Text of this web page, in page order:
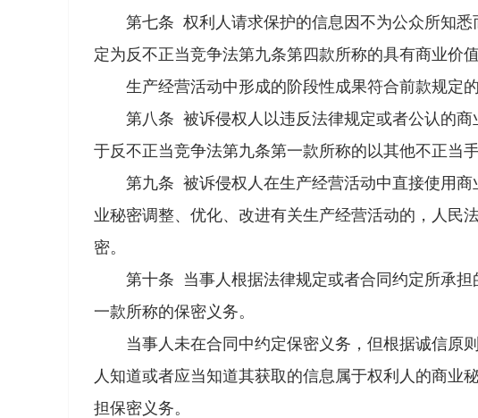
第七条 权利人请求保护的信息因不为公众所知悉
定为反不正当竞争法第九条第四款所称的具有商业价值
生产经营活动中形成的阶段性成果符合前款规定的
第八条 被诉侵权人以违反法律规定或者公认的商
于反不正当竞争法第九条第一款所称的以其他不正当
第九条 被诉侵权人在生产经营活动中直接使用商
业秘密调整、优化、改进有关生产经营活动的，人民
密。
第十条 当事人根据法律规定或者合同约定所承担
一款所称的保密义务。
当事人未在合同中约定保密义务，但根据诚信原
人知道或者应当知道其获取的信息属于权利人的商业
担保密义务。